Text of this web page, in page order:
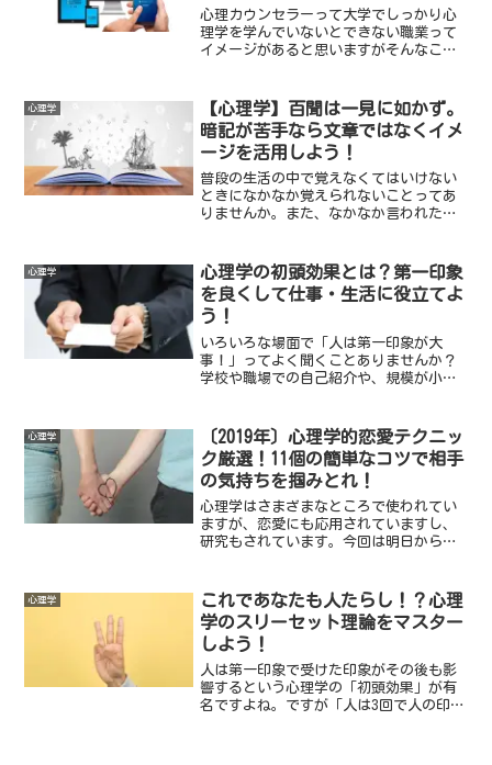
す。
心理カウンセラーって大学でしっかり心
理学を学んでいないとできない職業って
イメージがあると思いますがそんなこと
マホ1つ”で資格を取れるんです。そして
資格を取った後もどうやって心理カウン
セラーとして活動していくかの方法やア
ドバイスももらえたりも。
心理学
【心理学】百聞は一見に如かず。
暗記が苦手なら文章ではなくイメ
ージを活用しよう！
普段の生活の中で覚えなくてはいけない
ときになかなか覚えられないことってあ
りませんか。また、なかなか言われたこ
えられなくて苦労することも多々ありま
す。そんな時、心理学で実証されている
頭に残る覚え方があるのはご存じでしょ
うか。
心理学
心理学の初頭効果とは？第一印象
を良くして仕事・生活に役立てよ
う！
いろいろな場面で「人は第一印象が大
事！」ってよく聞くことありませんか？
学校や職場での自己紹介や、規模が小さ
ね。これって心理学の「初頭効果」とい
うもので、実証されている効果なので
す。
心理学
〔2019年〕心理学的恋愛テクニッ
ク厳選！11個の簡単なコツで相手
の気持ちを掴みとれ！
心理学はさまざまなところで使われてい
ますが、恋愛にも応用されていますし、
研究もされています。今回は明日からで
ニックはたくさんあるのですが、今回は
シチュエーション別に3つの段階に分けて
より使いやすいものピックアップしまし
た。
心理学
これであなたも人たらし！？心理
学のスリーセット理論をマスター
しよう！
人は第一印象で受けた印象がその後も影
響するという心理学の「初頭効果」が有
名ですよね。ですが「人は3回で人の印象